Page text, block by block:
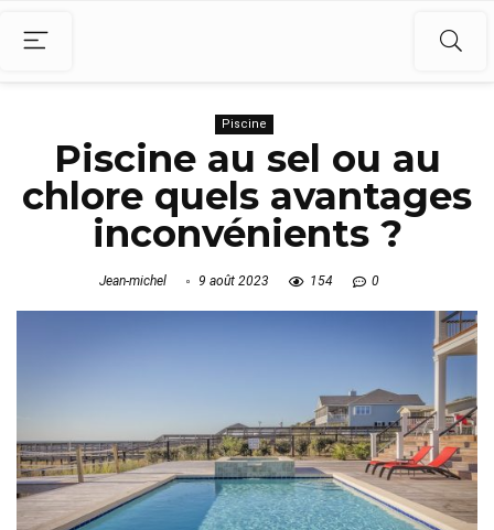
Piscine
Piscine au sel ou au
chlore quels avantages
inconvénients ?
Jean-michel 9 août 2023 154 0